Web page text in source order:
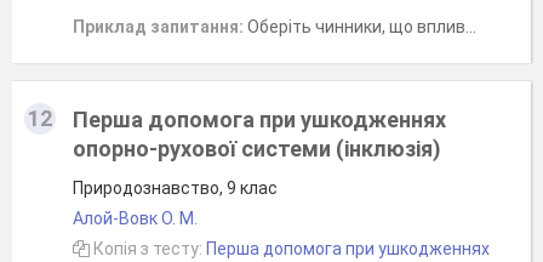
Приклад запитання: Оберіть чинники, що впливають на формування опорно-рухової ситеми лоюдини:
12
Перша допомога при ушкодженнях
опорно-рухової системи (інклюзія)
Природознавство, 9 клас
Алой-Вовк O. М.
Копія з тесту: Перша допомога при ушкодженнях